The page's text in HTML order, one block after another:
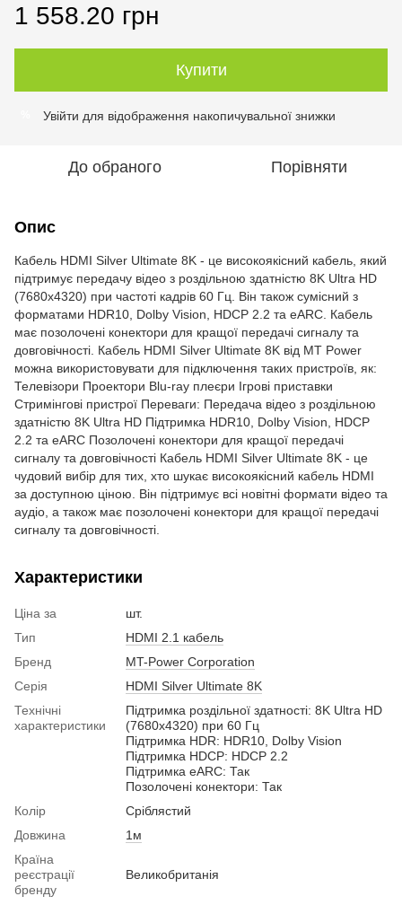
1 558.20 грн
Купити
Увійти для відображення накопичувальної знижки
До обраного Порівняти
Опис
Кабель HDMI Silver Ultimate 8K - це високоякісний кабель, який
підтримує передачу відео з роздільною здатністю 8K Ultra HD
(7680x4320) при частоті кадрів 60 Гц. Він також сумісний з
форматами HDR10, Dolby Vision, HDCP 2.2 та eARC. Кабель
має позолочені конектори для кращої передачі сигналу та
довговічності. Кабель HDMI Silver Ultimate 8K від MT Power
можна використовувати для підключення таких пристроїв, як:
Телевізори Проектори Blu-ray плеєри Ігрові приставки
Стримінгові пристрої Переваги: Передача відео з роздільною
здатністю 8K Ultra HD Підтримка HDR10, Dolby Vision, HDCP
2.2 та eARC Позолочені конектори для кращої передачі
сигналу та довговічності Кабель HDMI Silver Ultimate 8K - це
чудовий вибір для тих, хто шукає високоякісний кабель HDMI
за доступною ціною. Він підтримує всі новітні формати відео та
аудіо, а також має позолочені конектори для кращої передачі
сигналу та довговічності.
Характеристики
Ціна за
шт.
Тип
HDMI 2.1 кабель
Бренд
MT-Power Corporation
Серія
HDMI Silver Ultimate 8K
Технічні
характеристики
Підтримка роздільної здатнοсті: 8K Ultra HD
(7680x4320) при 60 Гц
Підтримка HDR: HDR10, Dolby Vision
Підтримка HDCP: HDCP 2.2
Підтримка eARC: Так
Позолочені конектори: Так
Колір
Сріблястий
Довжина
1м
Країна
реєстрації
бренду
Великобританія